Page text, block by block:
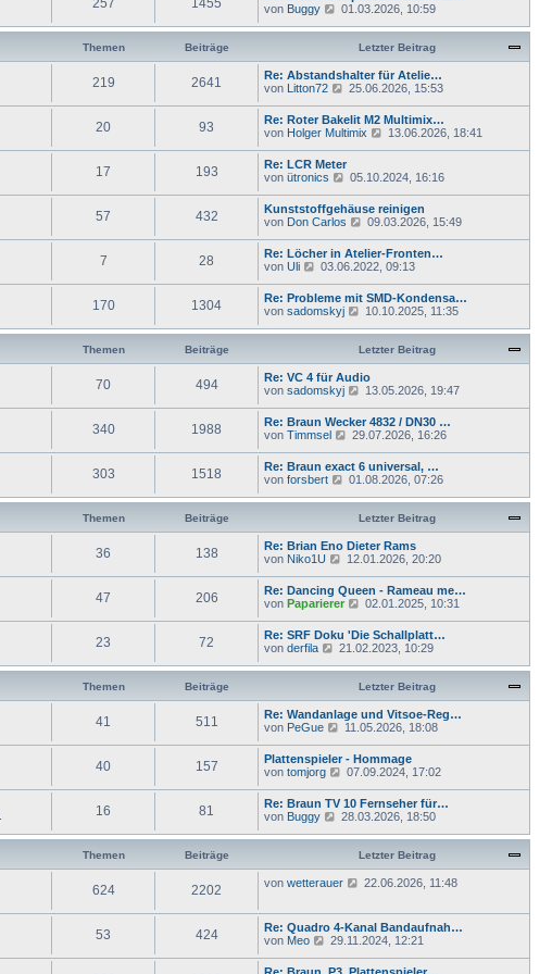
a
i
t
g
s
t
e
t
r
a
von Buggy
N
u
s
t
e
e
i
t
r
a
01.03.2026, 10:59
Themen Beiträge Letzter Beitrag
219 2641
Re: Abstandshalter für Atelie…
von Litton72
N
u
e
s
t
e
e
i
t
r
a
g
25.06.2026, 15:53
20 93
Re: Roter Bakelit M2 Multimix…
von Holger Multimix
N
e
s
t
e
r
e
r
a
g
13.06.2026, 18:41
17 193
Re: LCR Meter
von ütronics
N
u
e
s
t
e
r
e
i
r
05.10.2024, 16:16
57 432
Kunststoffgehäuse reinigen
von Don Carlos
N
u
e
s
t
e
r
e
i
t
r
a
09.03.2026, 15:49
7 28
Re: Löcher in Atelier-Fronten…
von Uli
N
u
e
s
t
e
i
t
r
a
03.06.2022, 09:13
170 1304
Re: Probleme mit SMD-Kondensa…
von sadomskyj
N
u
e
s
t
e
e
i
t
r
a
10.10.2025, 11:35
Themen Beiträge Letzter Beitrag
70 494
Re: VC 4 für Audio
von sadomskyj
N
e
s
t
e
r
e
i
t
r
a
13.05.2026, 19:47
340 1988
Re: Braun Wecker 4832 / DN30 …
von Timmsel
N
e
s
t
e
i
t
r
a
29.07.2026, 16:26
303 1518
Re: Braun exact 6 universal, …
von forsbert
N
u
s
t
e
e
t
r
a
01.08.2026, 07:26
Themen Beiträge Letzter Beitrag
36 138
Re: Brian Eno Dieter Rams
von Niko1U
N
u
e
s
t
e
r
e
t
r
a
12.01.2026, 20:20
47 206
Re: Dancing Queen - Rameau me…
von Paparierer
N
u
e
s
t
e
r
e
i
t
r
a
02.01.2025, 10:31
23 72
Re: SRF Doku 'Die Schallplatt…
von derfila
N
u
s
t
e
e
i
t
r
a
21.02.2023, 10:29
Themen Beiträge Letzter Beitrag
41 511
Re: Wandanlage und Vitsoe-Reg…
von PeGue
N
e
s
t
e
r
e
t
r
11.05.2026, 18:08
40 157
Plattenspieler - Hommage
von tomjorg
N
u
e
s
t
e
t
r
a
07.09.2024, 17:02
16 81
Re: Braun TV 10 Fernseher für…
von Buggy
N
u
s
t
e
i
t
r
28.03.2026, 18:50
Themen Beiträge Letzter Beitrag
624 2202 von wetterauer
N
s
t
e
22.06.2026, 11:48
53 424
Re: Quadro 4-Kanal Bandaufnah…
von Meo
N
u
29.11.2024, 12:21
Re: Braun, P3, Plattenspieler…